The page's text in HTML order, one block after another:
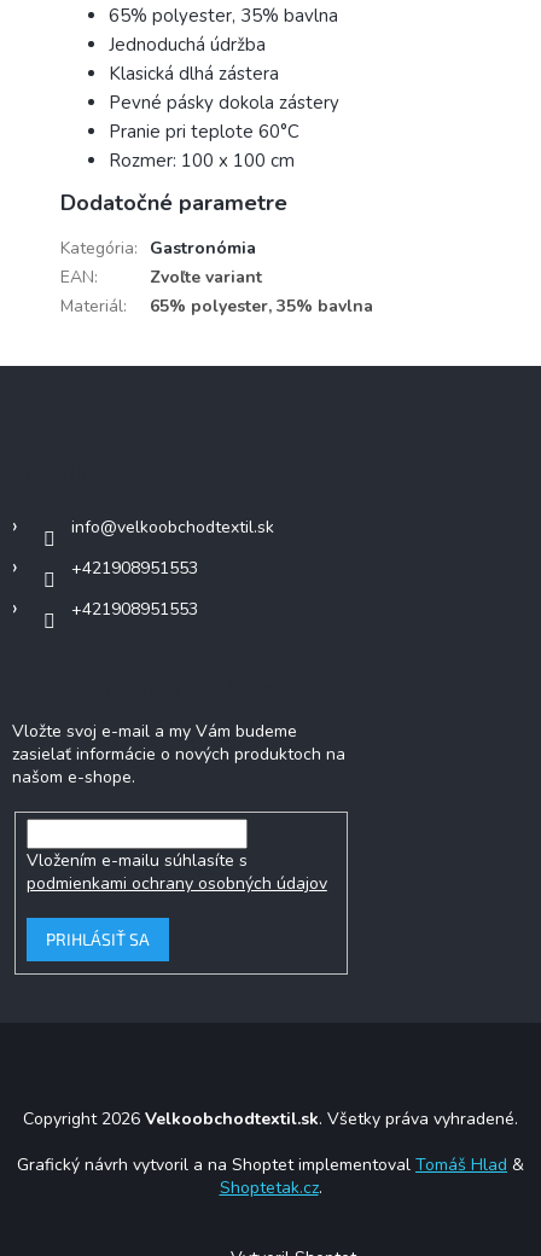
65% polyester, 35% bavlna
Jednoduchá údržba
Klasická dlhá zástera
Pevné pásky dokola zástery
Pranie pri teplote 60°C
Rozmer: 100 x 100 cm
Dodatočné parametre
Kategória:
Gastronómia
EAN:
Zvoľte variant
Materiál: 65% polyester, 35% bavlna
info@velkoobchodtextil.sk
+421908951553
+421908951553
Vložte svoj e-mail a my Vám budeme
zasielať informácie o nových produktoch na
našom e-shope.
Vložením e-mailu súhlasíte s
podmienkami ochrany osobných údajov
PRIHLÁSIŤ SA
Copyright 2026 Velkoobchodtextil.sk. Všetky práva vyhradené.
Grafický návrh vytvoril a na Shoptet implementoval Tomáš Hlad &
Shoptetak.cz.